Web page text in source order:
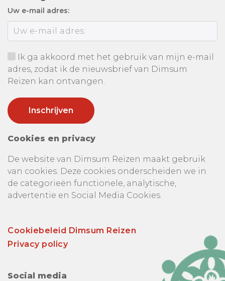
Uw e-mail adres:
Ik ga akkoord met het gebruik van mijn e-mail
adres, zodat ik de nieuwsbrief van Dimsum
Reizen kan ontvangen.
Cookies en privacy
De website van Dimsum Reizen maakt gebruik
van cookies. Deze cookies onderscheiden we in
de categorieën functionele, analytische,
advertentie en Social Media Cookies.
Cookiebeleid Dimsum Reizen
Privacy policy
Social media